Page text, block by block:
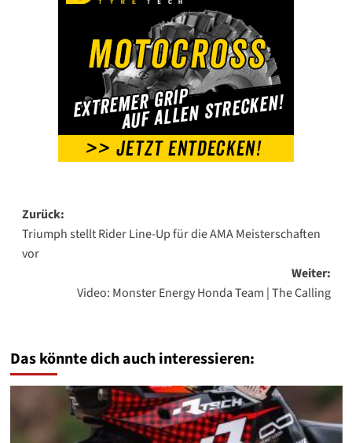
Beitragsnavigation
Zurück:
Triumph stellt Rider Line-Up für die AMA Meisterschaften
vor
Weiter:
Video: Monster Energy Honda Team | The Calling
Das könnte dich auch interessieren: